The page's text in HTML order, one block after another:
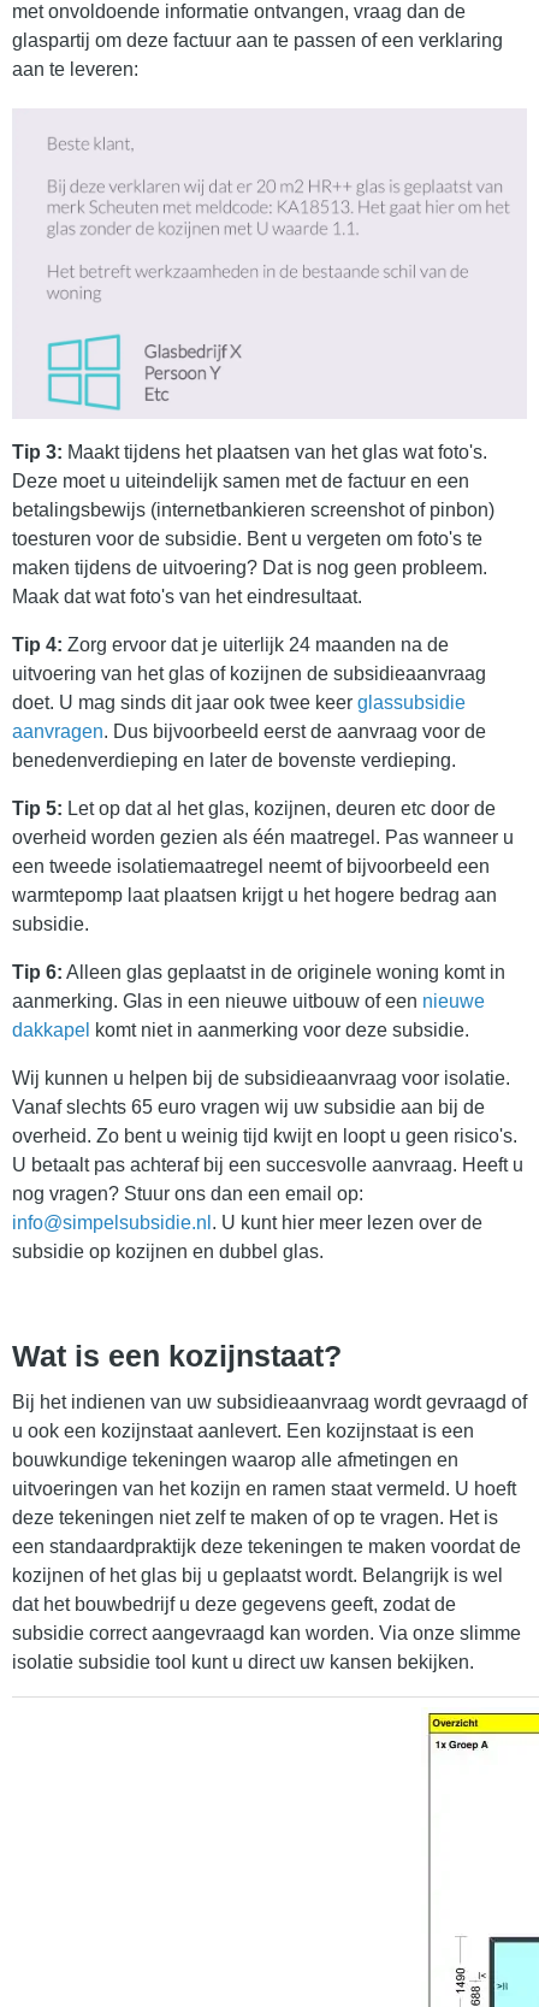
met onvoldoende informatie ontvangen, vraag dan de
glaspartij om deze factuur aan te passen of een verklaring
aan te leveren:
Tip 3: Maakt tijdens het plaatsen van het glas wat foto's.
Deze moet u uiteindelijk samen met de factuur en een
betalingsbewijs (internetbankieren screenshot of pinbon)
toesturen voor de subsidie. Bent u vergeten om foto's te
maken tijdens de uitvoering? Dat is nog geen probleem.
Maak dat wat foto's van het eindresultaat.
Tip 4: Zorg ervoor dat je uiterlijk 24 maanden na de
uitvoering van het glas of kozijnen de subsidieaanvraag
doet. U mag sinds dit jaar ook twee keer glassubsidie
aanvragen. Dus bijvoorbeeld eerst de aanvraag voor de
benedenverdieping en later de bovenste verdieping.
Tip 5: Let op dat al het glas, kozijnen, deuren etc door de
overheid worden gezien als één maatregel. Pas wanneer u
een tweede isolatiemaatregel neemt of bijvoorbeeld een
warmtepomp laat plaatsen krijgt u het hogere bedrag aan
subsidie.
Tip 6: Alleen glas geplaatst in de originele woning komt in
aanmerking. Glas in een nieuwe uitbouw of een nieuwe
dakkapel komt niet in aanmerking voor deze subsidie.
Wij kunnen u helpen bij de subsidieaanvraag voor isolatie.
Vanaf slechts 65 euro vragen wij uw subsidie aan bij de
overheid. Zo bent u weinig tijd kwijt en loopt u geen risico's.
U betaalt pas achteraf bij een succesvolle aanvraag. Heeft u
nog vragen? Stuur ons dan een email op:
info@simpelsubsidie.nl . U kunt hier meer lezen over de
subsidie op kozijnen en dubbel glas.
Wat is een kozijnstaat?
Bij het indienen van uw subsidieaanvraag wordt gevraagd of
u ook een kozijnstaat aanlevert. Een kozijnstaat is een
bouwkundige tekeningen waarop alle afmetingen en
uitvoeringen van het kozijn en ramen staat vermeld. U hoeft
deze tekeningen niet zelf te maken of op te vragen. Het is
een standaardpraktijk deze tekeningen te maken voordat de
kozijnen of het glas bij u geplaatst wordt. Belangrijk is wel
dat het bouwbedrijf u deze gegevens geeft, zodat de
subsidie correct aangevraagd kan worden. Via onze slimme
isolatie subsidie tool kunt u direct uw kansen bekijken.